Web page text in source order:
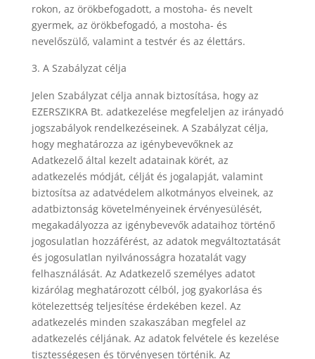
rokon, az örökbefogadott, a mostoha- és nevelt
gyermek, az örökbefogadó, a mostoha- és
nevelőszülő, valamint a testvér és az élettárs.
A Szabályzat célja
Jelen Szabályzat célja annak biztosítása, hogy az
EZERSZIKRA Bt. adatkezelése megfeleljen az irányadó
jogszabályok rendelkezéseinek. A Szabályzat célja,
hogy meghatározza az igénybevevőknek az
Adatkezelő által kezelt adatainak körét, az
adatkezelés módját, célját és jogalapját, valamint
biztosítsa az adatvédelem alkotmányos elveinek, az
adatbiztonság követelményeinek érvényesülését,
megakadályozza az igénybevevők adataihoz történő
jogosulatlan hozzáférést, az adatok megváltoztatását
és jogosulatlan nyilvánosságra hozatalát vagy
felhasználását. Az Adatkezelő személyes adatot
kizárólag meghatározott célból, jog gyakorlása és
kötelezettség teljesítése érdekében kezel. Az
adatkezelés minden szakaszában megfelel az
adatkezelés céljának. Az adatok felvétele és kezelése
tisztességesen és törvényesen történik. Az